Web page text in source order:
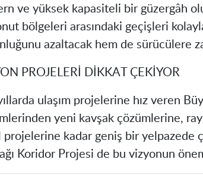
ve yüksek kapasiteli bir güzergâh
bölgeleri arasındaki geçişleri
azaltacak hem de sürücülere
PROJELERİ DİKKAT ÇEKİYOR
ulaşım projelerine hız veren
yeni kavşak çözümlerine,
kadar geniş bir yelpazede
Koridor Projesi de bu vizyonun